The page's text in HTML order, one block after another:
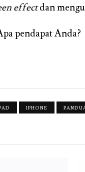
effectdan
pendapat Anda?
IPHONE